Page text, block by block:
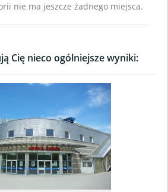
nie ma jeszcze żadnego miejsca.
Cię nieco ogólniejsze wyniki: